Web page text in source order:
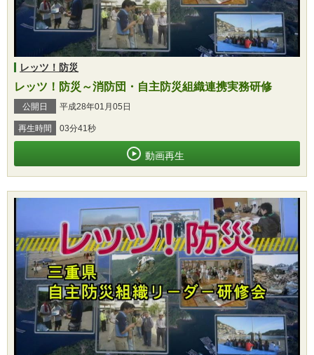
レッツ！防災
レッツ！防災～消防団・自主防災組織連携実務研修
公開日 平成28年01月05日
再生時間 03分41秒
動画再生